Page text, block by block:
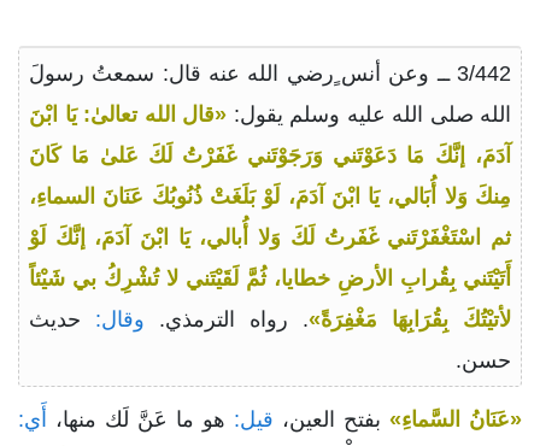
3/442 ــ وعن أنس ٍرضي الله عنه قال: سمعتُ رسولَ
الله صلى الله عليه وسلم يقول: «قال الله تعالىٰ: يَا ابْنَ
آدَمَ، إنَّكَ مَا دَعَوْتَني وَرَجَوْتَني غَفَرْتُ لَكَ عَلىٰ مَا كَانَ
مِنكَ وَلا أُبَالي، يَا ابْنَ آدَمَ، لَوْ بَلَغَتْ ذُنُوبُكَ عَنَانَ السماءِ،
ثم اسْتَغْفَرْتَني غَفَرتُ لَكَ وَلا أُبالي، يَا ابْنَ آدَمَ، إنَّكَ لَوْ
أَتَيْتَني بِقُرابِ الأرضِ خطايا، ثُمَّ لَقَيْتَني لا تُشْرِكُ بي شَيْئاً
لأتيْتُكَ بِقُرَابِهَا مَغْفِرَةً». رواه الترمذي. وقال: حديث
حسن.
«عَنَانُ السَّماءِ» بفتح العين، قيل: هو ما عَنَّ لَك منها، أَي: